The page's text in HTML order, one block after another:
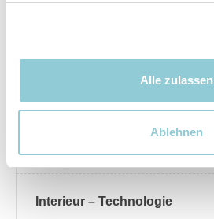
Alle zulassen
Ablehnen
Interieur – Komfort
Beheizbares Lenkrad
Interieur – Technologie